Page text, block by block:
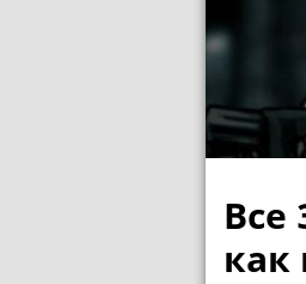
Все
как